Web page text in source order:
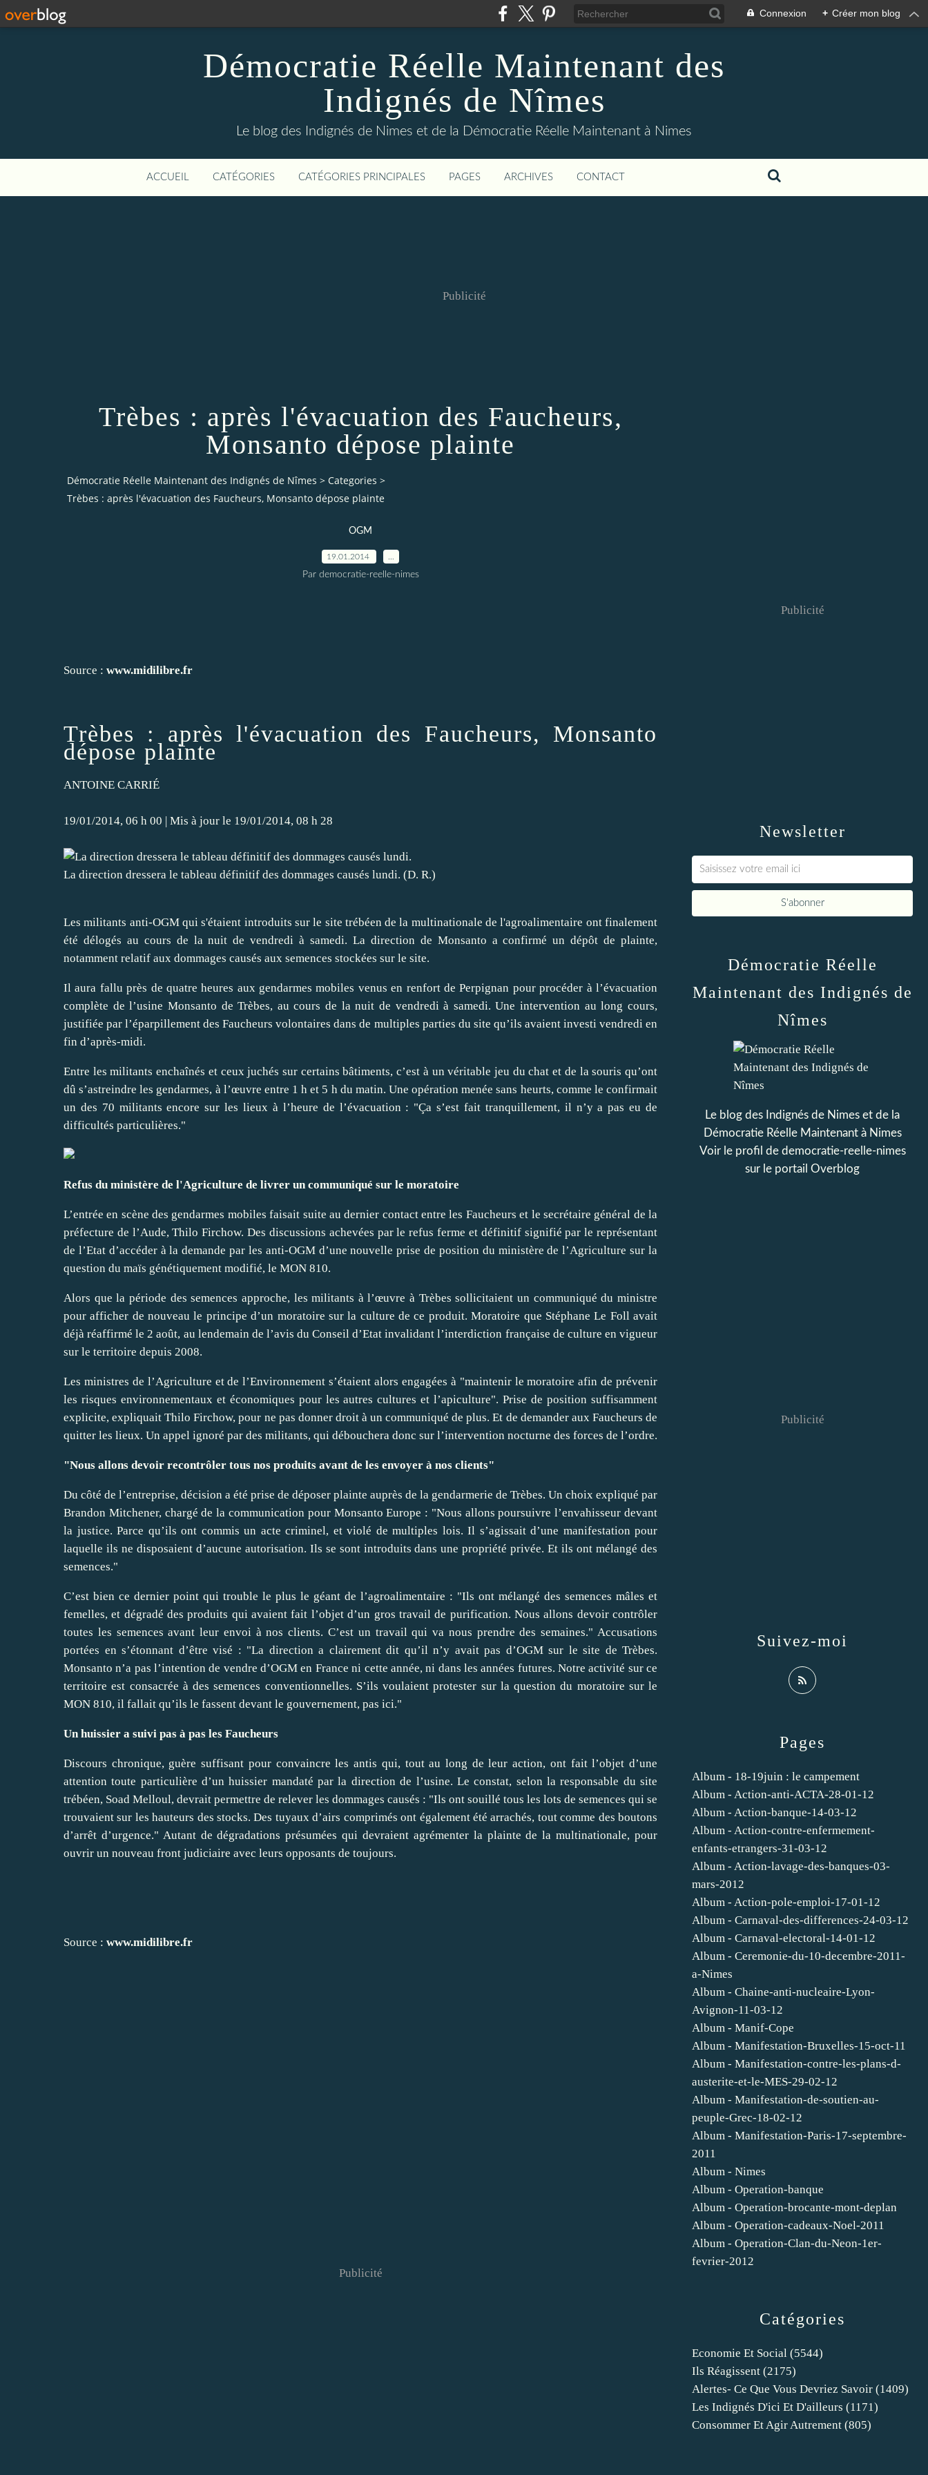
Connexion + Créer mon blog
Démocratie Réelle Maintenant des
Indignés de Nîmes
Le blog des Indignés de Nimes et de la Démocratie Réelle Maintenant à Nimes
ACCUEIL CATÉGORIES CATÉGORIES PRINCIPALES PAGES ARCHIVES CONTACT
Publicité
Trèbes : après l'évacuation des Faucheurs,
Monsanto dépose plainte
Démocratie Réelle Maintenant des Indignés de Nîmes > Categories >
Trèbes : après l'évacuation des Faucheurs, Monsanto dépose plainte
OGM
19.01.2014
Par democratie-reelle-nimes
Source : www.midilibre.fr
Trèbes : après l'évacuation des Faucheurs, Monsanto
dépose plainte
ANTOINE CARRIÉ
19/01/2014, 06 h 00 | Mis à jour le 19/01/2014, 08 h 28
La direction dressera le tableau définitif des dommages causés lundi. (D. R.)
Les militants anti-OGM qui s'étaient introduits sur le site trébéen de la multinationale de l'agroalimentaire ont finalement
été délogés au cours de la nuit de vendredi à samedi. La direction de Monsanto a confirmé un dépôt de plainte,
notamment relatif aux dommages causés aux semences stockées sur le site.
Il aura fallu près de quatre heures aux gendarmes mobiles venus en renfort de Perpignan pour procéder à l’évacuation
complète de l’usine Monsanto de Trèbes, au cours de la nuit de vendredi à samedi. Une intervention au long cours,
justifiée par l’éparpillement des Faucheurs volontaires dans de multiples parties du site qu’ils avaient investi vendredi en
fin d’après-midi.
Entre les militants enchaînés et ceux juchés sur certains bâtiments, c’est à un véritable jeu du chat et de la souris qu’ont
dû s’astreindre les gendarmes, à l’œuvre entre 1 h et 5 h du matin. Une opération menée sans heurts, comme le confirmait
un des 70 militants encore sur les lieux à l’heure de l’évacuation : "Ça s’est fait tranquillement, il n’y a pas eu de
difficultés particulières."
Refus du ministère de l'Agriculture de livrer un communiqué sur le moratoire
L’entrée en scène des gendarmes mobiles faisait suite au dernier contact entre les Faucheurs et le secrétaire général de la
préfecture de l’Aude, Thilo Firchow. Des discussions achevées par le refus ferme et définitif signifié par le représentant
de l’Etat d’accéder à la demande par les anti-OGM d’une nouvelle prise de position du ministère de l’Agriculture sur la
question du maïs génétiquement modifié, le MON 810.
Alors que la période des semences approche, les militants à l’œuvre à Trèbes sollicitaient un communiqué du ministre
pour afficher de nouveau le principe d’un moratoire sur la culture de ce produit. Moratoire que Stéphane Le Foll avait
déjà réaffirmé le 2 août, au lendemain de l’avis du Conseil d’Etat invalidant l’interdiction française de culture en vigueur
sur le territoire depuis 2008.
Les ministres de l’Agriculture et de l’Environnement s’étaient alors engagées à "maintenir le moratoire afin de prévenir
les risques environnementaux et économiques pour les autres cultures et l’apiculture". Prise de position suffisamment
explicite, expliquait Thilo Firchow, pour ne pas donner droit à un communiqué de plus. Et de demander aux Faucheurs de
quitter les lieux. Un appel ignoré par des militants, qui débouchera donc sur l’intervention nocturne des forces de l’ordre.
"Nous allons devoir recontrôler tous nos produits avant de les envoyer à nos clients"
Du côté de l’entreprise, décision a été prise de déposer plainte auprès de la gendarmerie de Trèbes. Un choix expliqué par
Brandon Mitchener, chargé de la communication pour Monsanto Europe : "Nous allons poursuivre l’envahisseur devant
la justice. Parce qu’ils ont commis un acte criminel, et violé de multiples lois. Il s’agissait d’une manifestation pour
laquelle ils ne disposaient d’aucune autorisation. Ils se sont introduits dans une propriété privée. Et ils ont mélangé des
semences."
C’est bien ce dernier point qui trouble le plus le géant de l’agroalimentaire : "Ils ont mélangé des semences mâles et
femelles, et dégradé des produits qui avaient fait l’objet d’un gros travail de purification. Nous allons devoir contrôler
toutes les semences avant leur envoi à nos clients. C’est un travail qui va nous prendre des semaines." Accusations
portées en s’étonnant d’être visé : "La direction a clairement dit qu’il n’y avait pas d’OGM sur le site de Trèbes.
Monsanto n’a pas l’intention de vendre d’OGM en France ni cette année, ni dans les années futures. Notre activité sur ce
territoire est consacrée à des semences conventionnelles. S’ils voulaient protester sur la question du moratoire sur le
MON 810, il fallait qu’ils le fassent devant le gouvernement, pas ici."
Un huissier a suivi pas à pas les Faucheurs
Discours chronique, guère suffisant pour convaincre les antis qui, tout au long de leur action, ont fait l’objet d’une
attention toute particulière d’un huissier mandaté par la direction de l’usine. Le constat, selon la responsable du site
trébéen, Soad Melloul, devrait permettre de relever les dommages causés : "Ils ont souillé tous les lots de semences qui se
trouvaient sur les hauteurs des stocks. Des tuyaux d’airs comprimés ont également été arrachés, tout comme des boutons
d’arrêt d’urgence." Autant de dégradations présumées qui devraient agrémenter la plainte de la multinationale, pour
ouvrir un nouveau front judiciaire avec leurs opposants de toujours.
Source : www.midilibre.fr
Publicité
Newsletter
Publicité
Catégories
Economie Et Social (5544)
Ils Réagissent (2175)
Alertes- Ce Que Vous Devriez Savoir (1409)
Les Indignés D'ici Et D'ailleurs (1171)
Consommer Et Agir Autrement (805)
Pages
Album - 18-19juin : le campement
Album - Action-anti-ACTA-28-01-12
Album - Action-banque-14-03-12
Album - Action-contre-enfermement-
enfants-etrangers-31-03-12
Album - Action-lavage-des-banques-03-
mars-2012
Album - Action-pole-emploi-17-01-12
Album - Carnaval-des-differences-24-03-12
Album - Carnaval-electoral-14-01-12
Album - Ceremonie-du-10-decembre-2011-
a-Nimes
Album - Chaine-anti-nucleaire-Lyon-
Avignon-11-03-12
Album - Manif-Cope
Album - Manifestation-Bruxelles-15-oct-11
Album - Manifestation-contre-les-plans-d-
austerite-et-le-MES-29-02-12
Album - Manifestation-de-soutien-au-
peuple-Grec-18-02-12
Album - Manifestation-Paris-17-septembre-
2011
Album - Nimes
Album - Operation-banque
Album - Operation-brocante-mont-deplan
Album - Operation-cadeaux-Noel-2011
Album - Operation-Clan-du-Neon-1er-
fevrier-2012
Démocratie Réelle
Maintenant des Indignés de
Nîmes
Le blog des Indignés de Nimes et de la
Démocratie Réelle Maintenant à Nimes
Voir le profil de democratie-reelle-nimes
sur le portail Overblog
Suivez-moi
Publicité